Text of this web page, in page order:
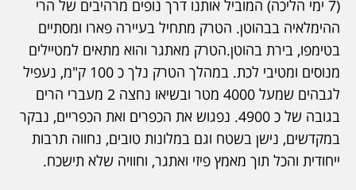
ההימלאיה בבהוטן. הטרק מתחיל בעיירה פארו ומסתיים
בטימפו, בירת בהוטן.הטרק מאתגר והוא מתאים למטיילים
מנוסים ומטיבי לכת. במהלך הטרק נלך כ 100 ק"מ, נעפיל
לגבהים שמעל 4000 מטר ובשיאו נחצה 2 מעברי הרים
בגובה של כ 4900. נפגוש את הכפרים ואת הכפריים, נבקר
במקדשים, נישן בשטח וגם במלונות טובים, נחווה תרבות
ייחודית והכל תוך מאמץ פיזי ואתגר, וחוויה שלא תישכח.